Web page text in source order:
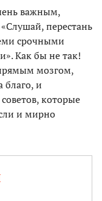
важным,
перестань
срочными
Как бы не так!
мозгом,
благо, и
которые
и мирно